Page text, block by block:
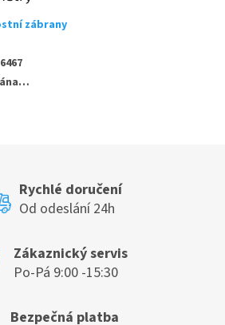
zábrany
Rychlé doručení
Od odeslání 24h
Zákaznický servis
Po-Pá 9:00 -15:30
Bezpečná platba